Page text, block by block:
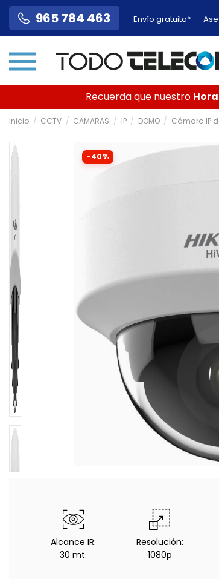
965 784 463 Envío gratuito*
Recuerda que nuestro
Inicio CCTV CAMARAS IP DOMO Cámara IP
-40%
Alcance IR:
30 mt.
Resolución:
1080p